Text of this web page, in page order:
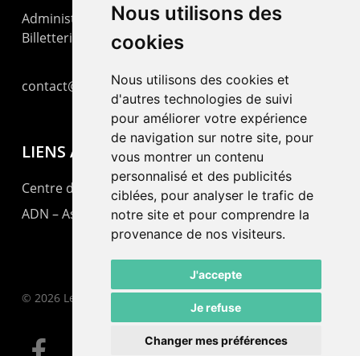
Nous utilisons des
cookies
Nous utilisons des cookies et
d'autres technologies de suivi
pour améliorer votre expérience
de navigation sur notre site, pour
vous montrer un contenu
personnalisé et des publicités
ciblées, pour analyser le trafic de
notre site et pour comprendre la
provenance de nos visiteurs.
J'accepte
Je refuse
Changer mes préférences
Administration : +41 32 725 03 03
Billetterie : +41 32 725 05 05
contact@lepommier.ch
LIENS AMIS
Centre de culture ABC
ADN – Association Danse Neuchâtel
© 2026 Le Pommier.
facebook email